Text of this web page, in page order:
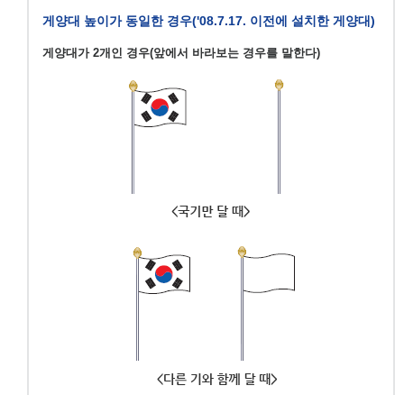
게양대 높이가 동일한 경우('08.7.17. 이전에 설치한 게양대)
게양대가 2개인 경우(앞에서 바라보는 경우를 말한다)